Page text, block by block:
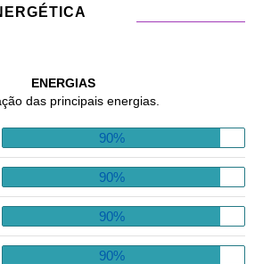
ENERGIAS
das principais energias.
90%
90%
90%
90%